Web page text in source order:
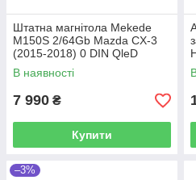
Штатна магнітола Mekede
M150S 2/64Gb Mazda CX-3
(2015-2018) 0 DIN QleD
В наявності
7 990 ₴
Купити
–3%